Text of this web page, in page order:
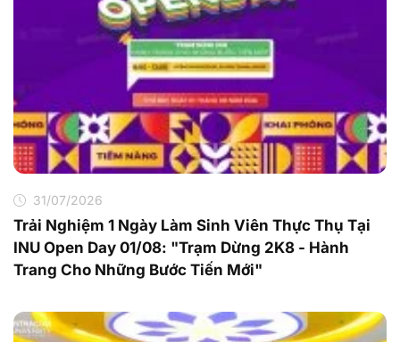
31/07/2026
Trải Nghiệm 1 Ngày Làm Sinh Viên Thực Thụ Tại
INU Open Day 01/08: "Trạm Dừng 2K8 - Hành
Trang Cho Những Bước Tiến Mới"